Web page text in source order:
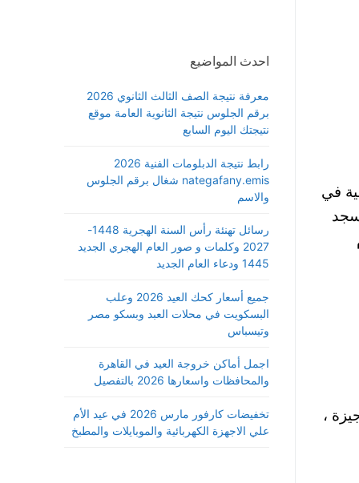
في
المسجد
الجيزة ،
احدث المواضيع
معرفة نتيجة الصف الثالث الثانوي 2026
برقم الجلوس نتيجة الثانوية العامة موقع
نتيجتك اليوم السابع
رابط نتيجة الدبلومات الفنية 2026
nategafany.emis شغال برقم الجلوس
والاسم
رسائل تهنئة رأس السنة الهجرية 1448-
2027 وكلمات و صور العام الهجري الجديد
1445 ودعاء العام الجديد
جميع أسعار كحك العيد 2026 وعلب
البسكويت في محلات العبد وبسكو مصر
وتيسباس
اجمل أماكن خروجة العيد في القاهرة
والمحافظات واسعارها 2026 بالتفصيل
تخفيضات كارفور مارس 2026 في عيد الأم
علي الاجهزة الكهربائية والموبايلات والمطبخ